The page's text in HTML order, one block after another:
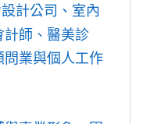
計公司、室內
計師、醫美診
問業與個人工作